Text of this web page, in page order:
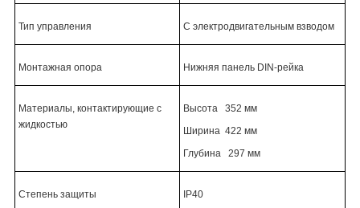
Тип управления С электродвигательным взводом
Монтажная опора Нижняя панель DIN-pейка
Материалы, контактирующие с
жидкостью
Высота 352 мм
Ширина 422 мм
Глубина 297 мм
Степень защиты IP40